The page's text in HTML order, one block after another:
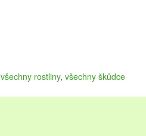
všechny rostliny, všechny škůdce